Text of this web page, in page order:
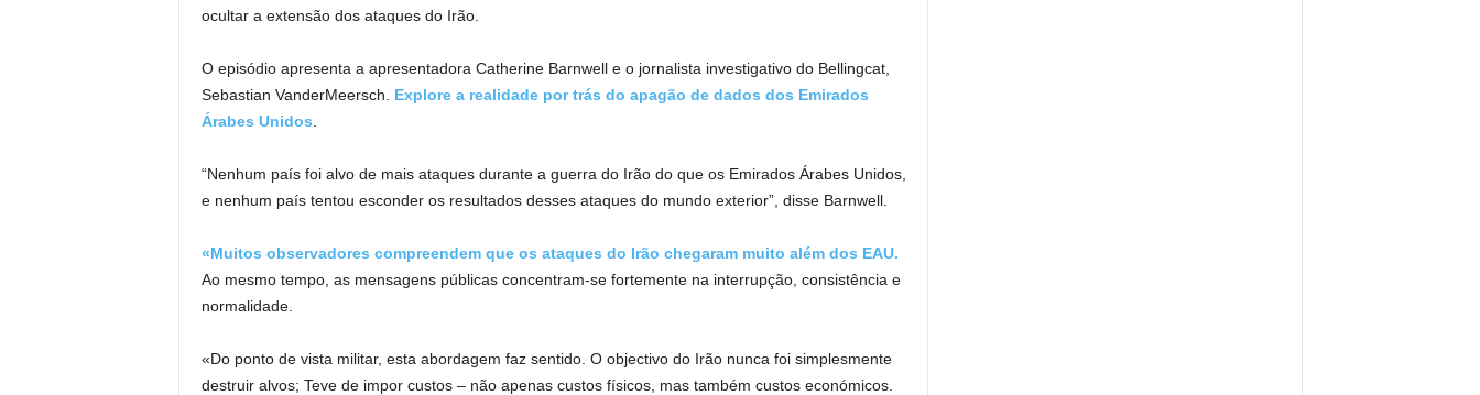
ocultar a extensão dos ataques do Irão.
O episódio apresenta a apresentadora Catherine Barnwell e o jornalista investigativo do Bellingcat,
Sebastian VanderMeersch. Explore a realidade por trás do apagão de dados dos Emirados
Árabes Unidos
“Nenhum país foi alvo de mais ataques durante a guerra do Irão do que os Emirados Árabes Unidos,
e nenhum país tentou esconder os resultados desses ataques do mundo exterior”, disse Barnwell.
«Muitos observadores compreendem que os ataques do Irão chegaram muito além dos EAU.
Ao mesmo tempo, as mensagens públicas concentram-se fortemente na interrupção, consistência e
normalidade.
«Do ponto de vista militar, esta abordagem faz sentido. O objectivo do Irão nunca foi simplesmente
destruir alvos; Teve de impor custos – não apenas custos físicos, mas também custos económicos.